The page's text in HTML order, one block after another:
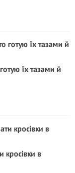
їх тазами й
кросівки в